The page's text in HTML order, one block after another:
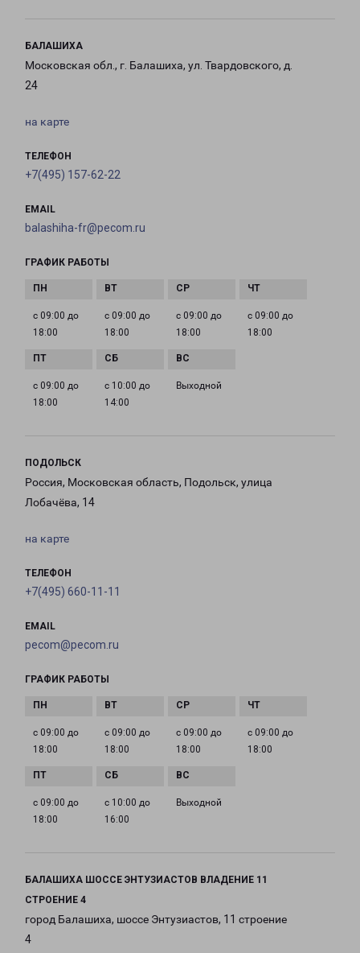
БАЛАШИХА
Московская обл., г. Балашиха, ул. Твардовского, д.
24
на карте
ТЕЛЕФОН
+7(495) 157-62-22
EMAIL
balashiha-fr@pecom.ru
ГРАФИК РАБОТЫ
с 09:00 до
18:00
с 09:00 до
18:00
с 09:00 до
18:00
с 09:00 до
18:00
с 09:00 до
18:00
с 10:00 до
14:00
Выходной
ПОДОЛЬСК
Россия, Московская область, Подольск, улица
Лобачёва, 14
на карте
ТЕЛЕФОН
+7(495) 660-11-11
EMAIL
pecom@pecom.ru
ГРАФИК РАБОТЫ
с 09:00 до
18:00
с 09:00 до
18:00
с 09:00 до
18:00
с 09:00 до
18:00
с 09:00 до
18:00
с 10:00 до
16:00
Выходной
БАЛАШИХА ШОССЕ ЭНТУЗИАСТОВ ВЛАДЕНИЕ 11
СТРОЕНИЕ 4
город Балашиха, шоссе Энтузиастов, 11 строение
4